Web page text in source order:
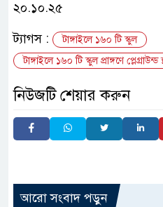
২০.১০.২৫
ট্যাগস :
টাঙ্গাইলে ১৬০ টি স্কুল
টাঙ্গাইলে ১৬০ টি স্কুল প্রাঙ্গণে প্লেগ্রাউন্ড
নিউজটি শেয়ার করুন
আরো সংবাদ পড়ুন